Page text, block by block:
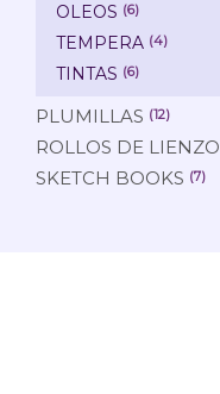
OLEOS (6)
TEMPERA (4)
TINTAS (6)
PLUMILLAS (12)
ROLLOS DE LIENZO
SKETCH BOOKS (7)